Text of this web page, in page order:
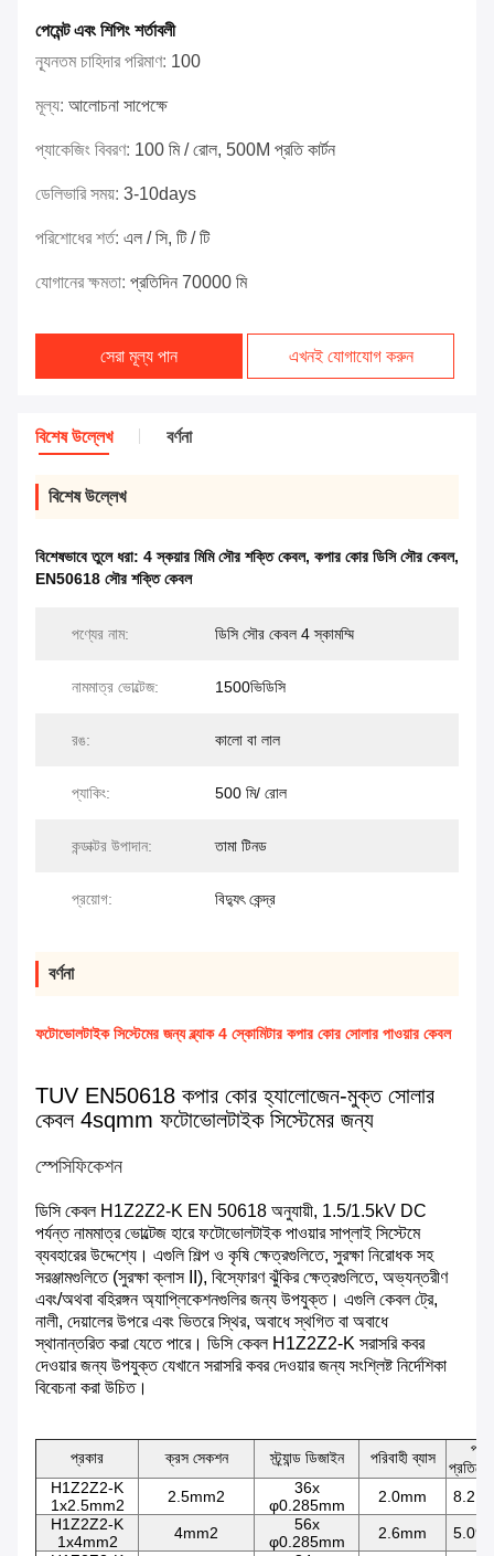
পেমেন্ট এবং শিপিং শর্তাবলী
ন্যূনতম চাহিদার পরিমাণ: 100
মূল্য: আলোচনা সাপেক্ষে
প্যাকেজিং বিবরণ: 100 মি / রোল, 500M প্রতি কার্টন
ডেলিভারি সময়: 3-10days
পরিশোধের শর্ত: এল / সি, টি / টি
যোগানের ক্ষমতা: প্রতিদিন 70000 মি
সেরা মূল্য পান এখনই যোগাযোগ করুন
বিশেষ উল্লেখ বর্ণনা
বিশেষ উল্লেখ
বিশেষভাবে তুলে ধরা: 4 স্কয়ার মিমি সৌর শক্তি কেবল, কপার কোর ডিসি সৌর কেবল,
EN50618 সৌর শক্তি কেবল
পণ্যের নাম: ডিসি সৌর কেবল 4 স্কামম্মি
নামমাত্র ভোল্টেজ: 1500ভিডিসি
রঙ: কালো বা লাল
প্যাকিং: 500 মি/ রোল
কন্ডাক্টর উপাদান: তামা টিনড
প্রয়োগ: বিদ্যুৎ কেন্দ্র
বর্ণনা
ফটোভোলটাইক সিস্টেমের জন্য ব্ল্যাক 4 স্কোমিটার কপার কোর সোলার পাওয়ার কেবল
TUV EN50618 কপার কোর হ্যালোজেন-মুক্ত সোলার
কেবল 4sqmm ফটোভোলটাইক সিস্টেমের জন্য
স্পেসিফিকেশন
ডিসি কেবল H1Z2Z2-K EN 50618 অনুযায়ী, 1.5/1.5kV DC
পর্যন্ত নামমাত্র ভোল্টেজ হারে ফটোভোলটাইক পাওয়ার সাপ্লাই সিস্টেমে
ব্যবহারের উদ্দেশ্যে। এগুলি শিল্প ও কৃষি ক্ষেত্রগুলিতে, সুরক্ষা নিরোধক সহ
সরঞ্জামগুলিতে (সুরক্ষা ক্লাস II), বিস্ফোরণ ঝুঁকির ক্ষেত্রগুলিতে, অভ্যন্তরীণ
এবং/অথবা বহিরঙ্গন অ্যাপ্লিকেশনগুলির জন্য উপযুক্ত। এগুলি কেবল ট্রে,
নালী, দেয়ালের উপরে এবং ভিতরে স্থির, অবাধে স্থগিত বা অবাধে
স্থানান্তরিত করা যেতে পারে। ডিসি কেবল H1Z2Z2-K সরাসরি কবর
দেওয়ার জন্য উপযুক্ত যেখানে সরাসরি কবর দেওয়ার জন্য সংশ্লিষ্ট নির্দেশিকা
বিবেচনা করা উচিত।
প্রকার ক্রস সেকশন স্ট্র্যান্ড ডিজাইন পরিবাহী ব্যাস
H1Z2Z2-K
1x2.5mm2
2.5mm2
36x
φ0.285mm
2.0mm
8.21
H1Z2Z2-K
1x4mm2
4mm2
56x
φ0.285mm
2.6mm
5.09